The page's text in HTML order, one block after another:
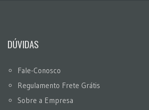
DÚVIDAS
Fale-Conosco
Regulamento Frete Grátis
Sobre a Empresa